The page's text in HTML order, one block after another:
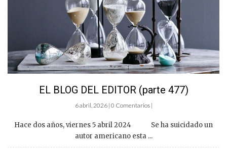
EL BLOG DEL EDITOR (parte 477)
6 abril, 2026 | 0 Comentarios |
Hace dos años, viernes 5 abril 2024 Se ha suicidado un
autor americano esta ...